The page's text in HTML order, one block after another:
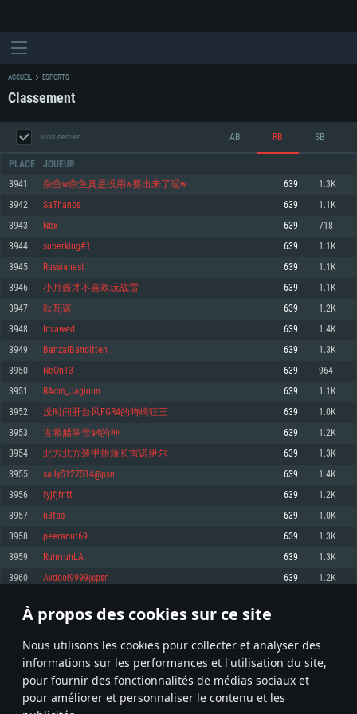
À propos des cookies sur ce site
Nous utilisons les cookies pour collecter et analyser des
informations sur les performances et l'utilisation du site,
pour fournir des fonctionnalités de médias sociaux et
pour améliorer et personnaliser le contenu et les
CONFIGURATION SYSTÈME REQUISE
Minimum
OS: Windows 10 (64 bit)
Processeur: Dual-Core 2.2 GHz
Mémoire: 4 GB
Carte graphique supportant DirectX 11: AMD Radeon 77XX / NVIDIA
GeForce GTX 660. La résolution minimale supportée par le jeu est de 720p
Connection: Connexion Internet à haut débit
Disque dur: 23.1 Go (client minimal)
Recommandée
1060 et plus, Radeon RX 570 et plus.
Disque dur: 75.9 Go (client complet)
Minimum
OS: Mac OS Big Sur 11.0 ou plus récent
Processeur: Core i5, minimum 2.2GHz (Les processeurs Intel Xeon ne sont
pas supportés)
Mémoire: 6 GB
Carte graphique: Intel Iris Pro 5200 (Mac), ou analogue AMD/Nvidia. La
résolution minimale supportée par le jeu est de 720p.
Connection: Connexion Internet à haut débit
Disque dur: 62,2 Go (client minimal)
Recommandée
OS: Mac OS Big Sur 11.0 ou plus récent
Processeur: Core i7 (Les processeurs Intel Xeon ne sont pas supportés)
Mémoire: 8 GB
Carte graphique: Radeon Vega II ou plus avec support de Metal
Disque dur: 62,2 Go (client complet)
Minimum
OS: Les configurations Linux 64 bits les plus modernes
Processeur: Dual-Core 2.4 GHz
Mémoire: 4 GB
Carte graphique: NVIDIA 660 avec les derniers drivers (moins de 6 mois) /
de même pour AMD (La résolution minimale supportée par le jeu est de
720p)
Connection: Connexion Internet à haut débit
Disque dur: 62,2 Go (client minimal)
Recommandée
OS: Ubuntu 20.04 64bit
Processeur: Intel Core i7
Mémoire: 8 GB
Carte graphique: NVIDIA 1060 avec les derniers drivers (moins de 6 mois) /
6 mois et supportant Vulkan
Connection: Connexion Internet à haut débit
Disque dur: 60,2 Go (client complet)
ACCUEIL ESPORTS
Classement
Mois dernier AB RB SB
PLACE JOUEUR
3941 杂鱼w杂鱼真是没用w要出来了呢w 639 1.3K
3942 SaThanos 639 1.1K
3943 Nох 639 718
3944 suberking#1 639 1.1K
3945 Russianest 639 1.1K
3946 小月酱才不喜欢玩战雷 639 1.1K
3947 狄瓦诺 639 1.2K
3948 Invawed 639 1.4K
3949 BanzaiBanditten 639 1.3K
3950 NeOn13 639 964
3951 RAdm_Jaginun 639 1.1K
3952 没时间肝台风FGR4的時崎狂三 639 1.0K
3953 古希腊掌管a4的神 639 1.2K
3954 北方北方装甲旅旅长雷诺伊尔 639 1.3K
3955 sally5127514@psn 639 1.4K
3956 fyjfjfntt 639 1.2K
3957 n3fas 639 1.0K
3958 peeranut69 639 1.3K
3959 RuhrruhLA 639 1.3K
3960 Avdool9999@psn 639 1.2K
* Classement mis à jour quotidiennement
197 198 199 298